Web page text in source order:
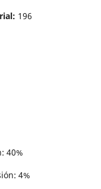
196
40%
4%